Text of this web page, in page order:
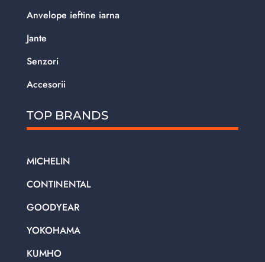
Anvelope ieftine iarna
Jante
Senzori
Accesorii
TOP BRANDS
MICHELIN
CONTINENTAL
GOODYEAR
YOKOHAMA
KUMHO